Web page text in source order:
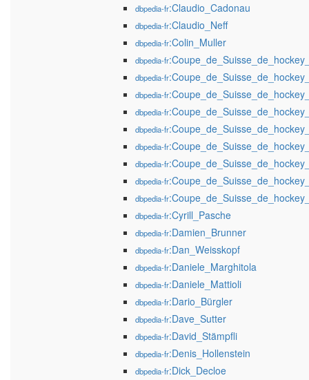
dbpedia-fr:Claudio_Cadonau
dbpedia-fr:Claudio_Neff
dbpedia-fr:Colin_Muller
dbpedia-fr
dbpedia-fr
dbpedia-fr
dbpedia-fr
dbpedia-fr
dbpedia-fr
dbpedia-fr
dbpedia-fr
dbpedia-fr
dbpedia-fr:Cyrill_Pasche
dbpedia-fr:Damien_Brunner
dbpedia-fr:Dan_Weisskopf
dbpedia-fr:Daniele_Marghitola
dbpedia-fr:Daniele_Mattioli
dbpedia-fr:Dario_Bürgler
dbpedia-fr:Dave_Sutter
dbpedia-fr:David_Stämpfli
dbpedia-fr:Denis_Hollenstein
dbpedia-fr:Dick_Decloe